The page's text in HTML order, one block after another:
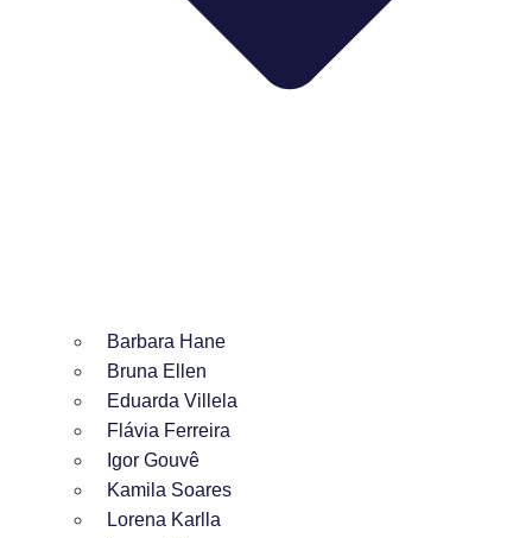
Barbara Hane
Bruna Ellen
Eduarda Villela
Flávia Ferreira
Igor Gouvê
Kamila Soares
Lorena Karlla